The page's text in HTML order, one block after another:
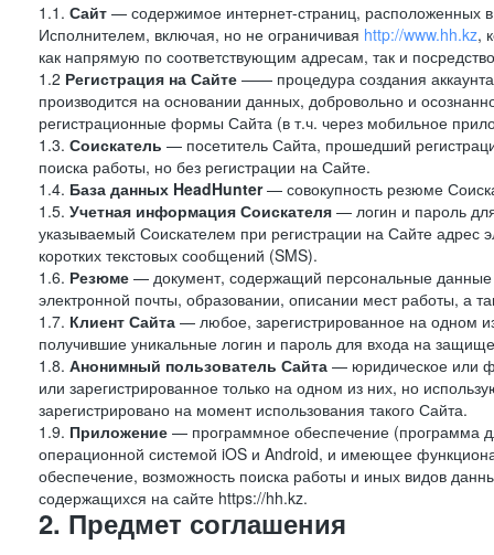
1.1. Сайт — содержимое интернет-страниц, расположенных
Исполнителем, включая, но не ограничивая http://www.hh.kz,
как напрямую по соответствующим адресам, так и
1.2 Регистрация на Сайте —— процедура создания
производится на основании данных, добровольно и
регистрационные формы Сайта (в т.ч. через мобильное
1.3. Соискатель — посетитель Сайта, прошедший
поиска работы, но без регистрации на Сайте.
1.4. База данных HeadHunter— совокупность резюме
1.5. Учетная информация Соискателя — логин и пароль
указываемый Соискателем при регистрации на Сайте
коротких текстовых сообщений (SMS).
1.6. Резюме — документ, содержащий персональные
электронной почты, образовании, описании мест работы, а
1.7. Клиент Сайта — любое, зарегистрированное на одном
получившие уникальные логин и пароль для входа на
1.8. Анонимный пользователь Сайта — юридическое или
или зарегистрированное только на одном из них, но
зарегистрировано на момент использования такого Сайта.
1.9. Приложение — программное обеспечение (программа
операционной системой iOS и Android, и имеющее
обеспечение, возможность поиска работы и иных видов
содержащихся на сайте https://hh.kz.
2. Предмет соглашения